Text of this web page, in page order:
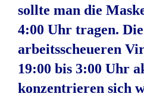
sollte man die
4:00 Uhr tragen.
arbeitsscheueren
19:00 bis 3:00 Uhr
konzentrieren sich